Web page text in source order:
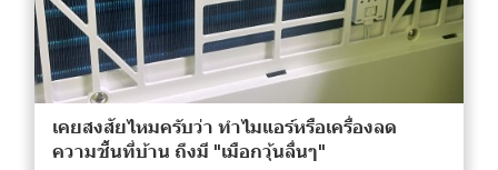
เคยสงสัยไหมครับว่า ทำไมแอร์หรือเครื่องลด
ความชื้นที่บ้าน ถึงมี "เมือกวุ้นลื่นๆ"